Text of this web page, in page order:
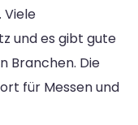
und es gibt gute
Branchen. Die
für Messen und